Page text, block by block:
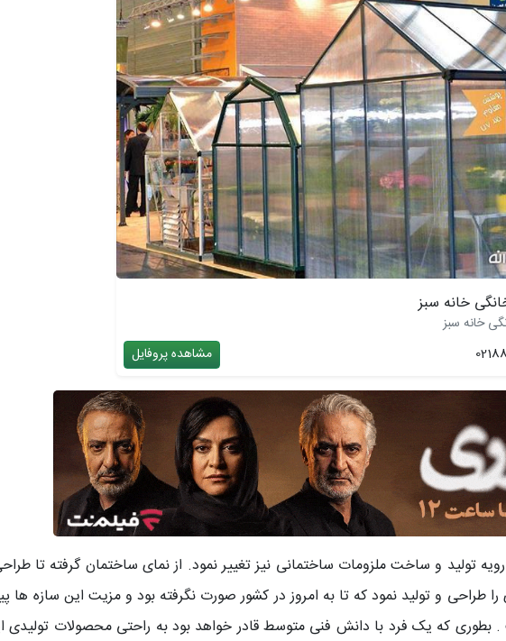
خانه سبز
خانه سبز
مشاهده پروفایل
تولید و ساخت ملزومات ساختمانی نیز تغییر نمود. از نمای ساختمان گرفته تا
طراحی و تولید نمود که تا به امروز در کشور صورت نگرفته بود و مزیت این سازه
که یک فرد با دانش فنی متوسط قادر خواهد بود به راحتی محصولات